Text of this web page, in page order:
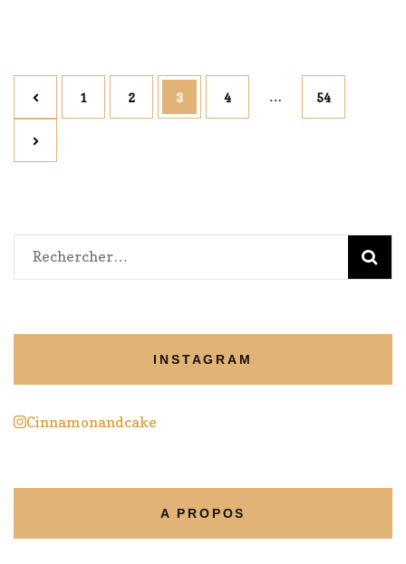
des
publications
Page
1 Page
2 Page
3 Page
4 … Page
54
Rechercher :
INSTAGRAM
Cinnamonandcake
A PROPOS